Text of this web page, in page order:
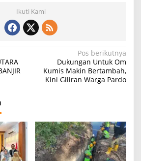
Ikuti Kami
Pos berikutnya
Dukungan Untuk Om
Kumis Makin Bertambah,
Kini Giliran Warga Pardo